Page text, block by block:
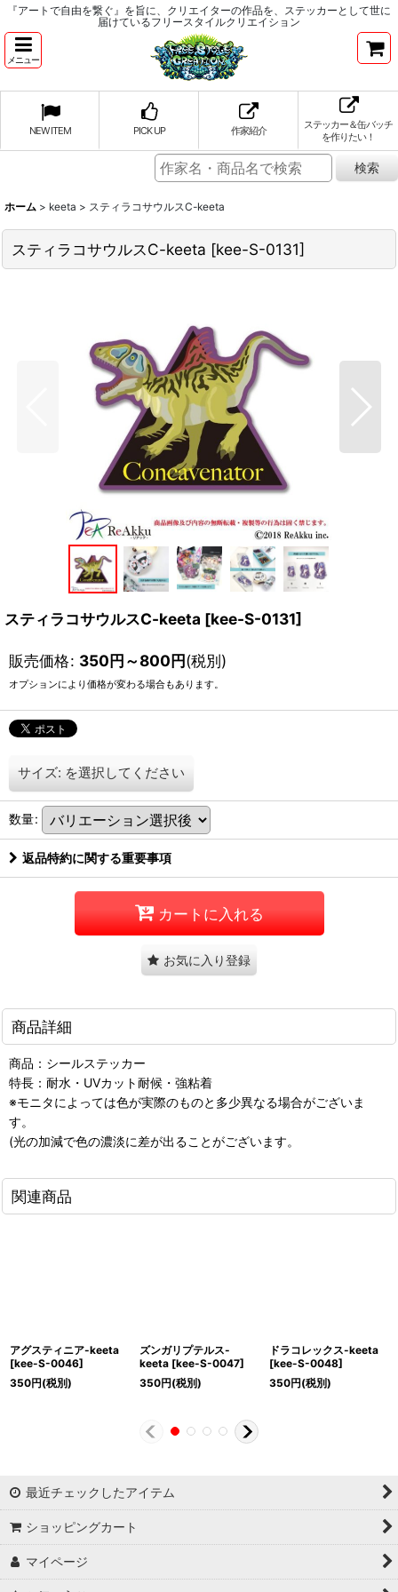
『アートで自由を繋ぐ』を旨に、クリエイターの作品を、ステッカーとして世に
届けているフリースタイルクリエイション
メニュー
NEW ITEM PICK UP 作家紹介
ステッカー＆缶バッチ
を作りたい！
ホーム > keeta > スティラコサウルスC-keeta
スティラコサウルスC-keeta [kee-S-0131]
スティラコサウルスC-keeta [kee-S-0131]
販売価格: 350円～800円(税別)
オプションにより価格が変わる場合もあります。
サイズ: を選択してください
数量:
返品特約に関する重要事項
カートに入れる
お気に入り登録
商品詳細
商品：シールステッカー
特長：耐水・UVカット耐候・強粘着
※モニタによっては色が実際のものと多少異なる場合がございま
す。
(光の加減で色の濃淡に差が出ることがございます。
関連商品
アグスティニア-keeta
[kee-S-0046]
350円(税別)
ズンガリプテルス-
keeta [kee-S-0047]
350円(税別)
ドラコレックス-keeta
[kee-S-0048]
350円(税別)
最近チェックしたアイテム
ショッピングカート
マイページ